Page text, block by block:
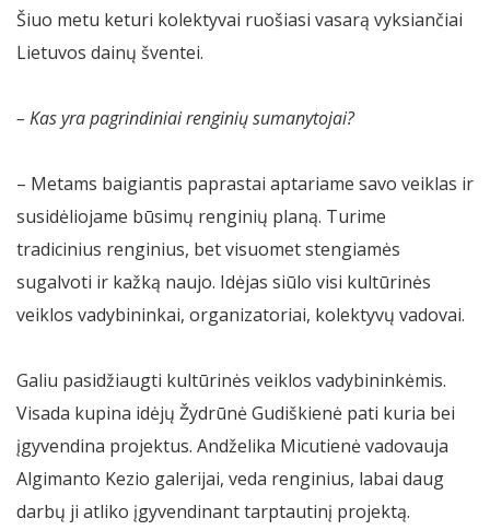
Šiuo metu keturi kolektyvai ruošiasi vasarą vyksiančiai
Lietuvos dainų šventei.
– Kas yra pagrindiniai renginių sumanytojai?
– Metams baigiantis paprastai aptariame savo veiklas ir
susidėliojame būsimų renginių planą. Turime
tradicinius renginius, bet visuomet stengiamės
sugalvoti ir kažką naujo. Idėjas siūlo visi kultūrinės
veiklos vadybininkai, organizatoriai, kolektyvų vadovai.
Galiu pasidžiaugti kultūrinės veiklos vadybininkėmis.
Visada kupina idėjų Žydrūnė Gudiškienė pati kuria bei
įgyvendina projektus. Andželika Micutienė vadovauja
Algimanto Kezio galerijai, veda renginius, labai daug
darbų ji atliko įgyvendinant tarptautinį projektą.